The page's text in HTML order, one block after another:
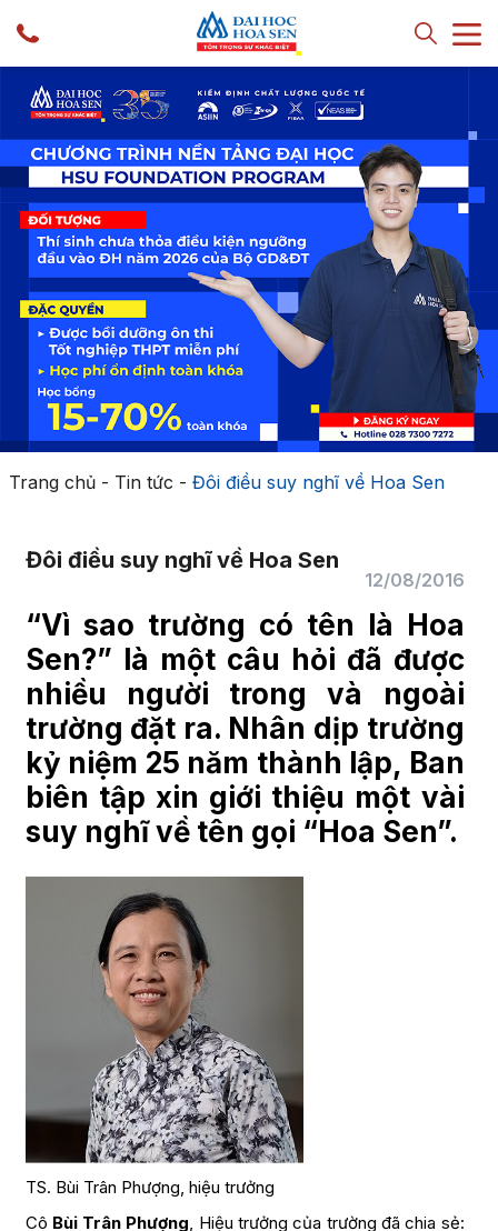
Trang chủ- Tin tức - Đôi điều suy nghĩ về Hoa Sen
Đôi điều suy nghĩ về Hoa Sen
12/08/2016
“Vì sao trường có tên là Hoa
Sen?” là một câu hỏi đã được
nhiều người trong và ngoài
trường đặt ra. Nhân dịp trường
kỷ niệm 25 năm thành lập, Ban
biên tập xin giới thiệu một vài
suy nghĩ về tên gọi “Hoa Sen”.
TS. Bùi Trân Phượng, hiệu trưởng
Cô Bùi Trân Phượng, Hiệu trưởng của trường đã chia sẻ: